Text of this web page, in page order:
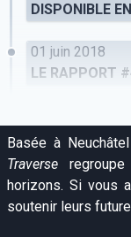
DISPONIBLE
01 juin 2018
LE RAPPORT
Basée à
Traverse
horizons. Si vous
soutenir leurs